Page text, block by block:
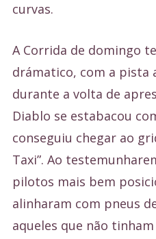
curvas.
A Corrida de domingo
drámatico, com a pista
durante a volta de
Diablo se estabacou
conseguiu chegar ao
Taxi”. Ao
pilotos mais bem
alinharam com pneus
aqueles que não